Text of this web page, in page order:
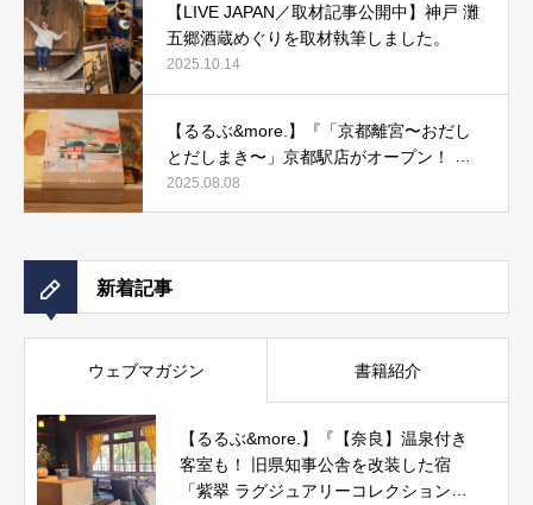
【LIVE JAPAN／取材記事公開中】神戸 灘
五郷酒蔵めぐりを取材執筆しました。
2025.10.14
【るるぶ&more.】『「京都離宮〜おだし
とだしまき〜」京都駅店がオープン！ だ
しまき弁当やおみやげにもぴったりな人気
メニューをご紹介』記事公開中
2025.08.08
新着記事
ウェブマガジン 書籍紹介
【るるぶ&more.】『【奈良】温泉付き
客室も！ 旧県知事公舎を改装した宿
「紫翠 ラグジュアリーコレクションホ